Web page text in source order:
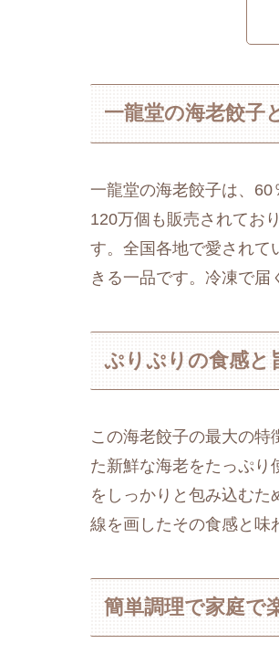
一龍堂の海老餃子
一龍堂の海老餃子は、
120万個も販売されてお
す。全国各地で愛されて
きる一品です。冷凍で届
ぷりぷりの食感と
この海老餃子の最大の
た新鮮な海老をたっぷり
をしっかりと包み込む
線を画したその食感と味
簡単調理で家庭で